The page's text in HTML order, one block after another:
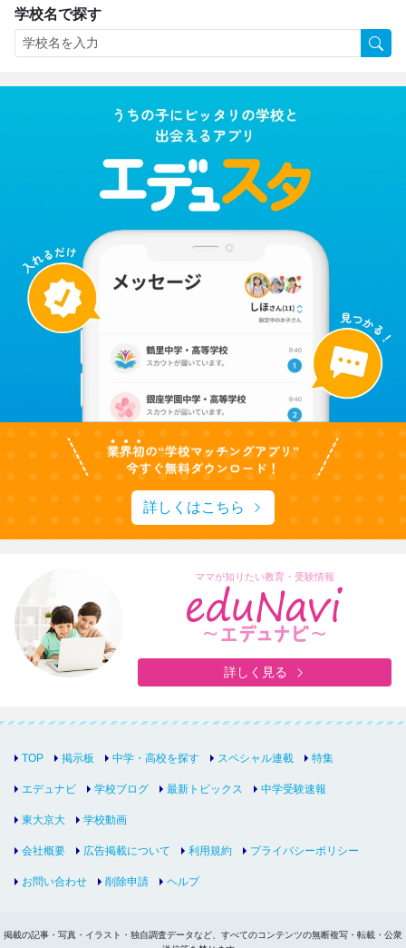
学校名で探す
詳しくはこちら
ママが知りたい教育・受験情報
詳しく見る
TOP 掲示板 中学・高校を探す スペシャル連載 特集
エデュナビ 学校ブログ 最新トピックス 中学受験速報
東大京大 学校動画
会社概要 広告掲載について 利用規約 プライバシーポリシー
お問い合わせ 削除申請 ヘルプ
掲載の記事・写真・イラスト・独自調査データなど、すべてのコンテンツの無断複写・転載・公衆